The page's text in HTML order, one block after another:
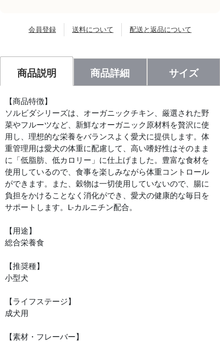
会員登録 送料について 配送と返品について
商品説明 商品詳細 サイズ
【商品特徴】
ソルビダシリーズは、オーガニックチキン、厳選された野
菜やフルーツなど、新鮮なオーガニック原材料を贅沢に使
用し、理想的な栄養をバランスよく愛犬に提供します。体
重管理用は愛犬の体重に配慮して、高い嗜好性はそのまま
に「低脂肪、低カロリー」に仕上げました。豊富な食材を
使用しているので、食事を楽しみながら体重コントロール
ができます。また、穀物は一切使用していないので、腸に
負担をかけることなく消化ができ、愛犬の健康的な毎日を
サポートします。L-カルニチン配合。
【用途】
総合栄養食
【推奨種】
小型犬
【ライフステージ】
成犬用
【素材・フレーバー】